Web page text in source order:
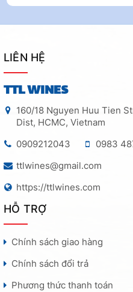
LIÊN HỆ
TTL WINES
160/18 Nguyen Huu Tien
Dist, HCMC, Vietnam
0909212043
0983
ttlwines@gmail.com
https://ttlwines.com
HỖ TRỢ
Chính sách giao hàng
Chính sách đổi trả
Phương thức thanh toán